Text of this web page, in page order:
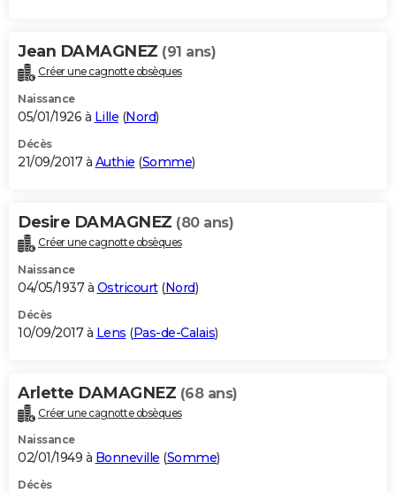
Jean DAMAGNEZ (91 ans)
Créer une cagnotte obsèques
Naissance
05/01/1926 à Lille (Nord)
Décès
21/09/2017 à Authie (Somme)
Desire DAMAGNEZ (80 ans)
Créer une cagnotte obsèques
Naissance
04/05/1937 à Ostricourt(Nord)
Décès
10/09/2017 à Lens (Pas-de-Calais)
Arlette DAMAGNEZ (68 ans)
Créer une cagnotte obsèques
Naissance
02/01/1949 à Bonneville (Somme)
Décès